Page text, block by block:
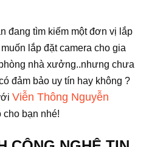
đang tìm kiếm một đơn vị lắp
lắp đặt camera cho gia
nhà xưởng..nhưng chưa
đảm bảo uy tín hay không ?
Viễn Thông Nguyễn
cho bạn nhé!